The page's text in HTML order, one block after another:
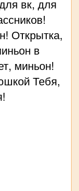
вк, для
Открытка,
в
миньон!
Тебя,